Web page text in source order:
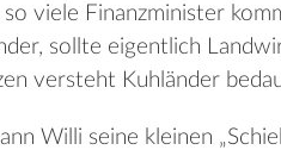
so viele Finanzminister
sollte eigentlich
versteht Kuhländer
Willi seine kleinen